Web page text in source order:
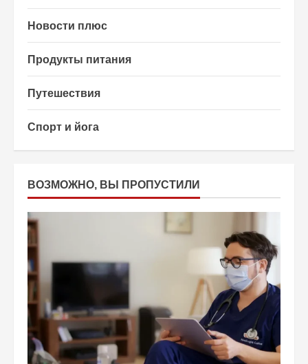
Новости плюс
Продукты питания
Путешествия
Спорт и йога
ВОЗМОЖНО, ВЫ ПРОПУСТИЛИ